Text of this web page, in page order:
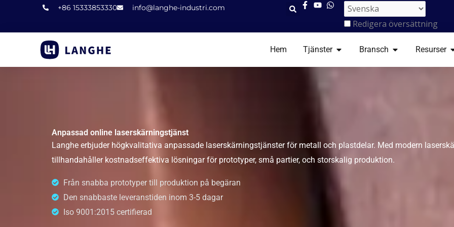
innehåll
+86 15333853330 info@langhe-industri.com
Redigera översättning
Hem Tjänster ÖPPNA TJÄNSTER
Bransch ÖPPNA BRANSCH
Resurser
Anpassad online laserskärningstjänst
Langhe erbjuder högkvalitativa anpassade laserskärningstjänster för metall och plastdelar. Med modern
tillhandahåller kostnadseffektiva lösningar för prototyper, små partier, och storskalig produktion.
Från snabba prototyper till produktion på begäran
Den snabbaste leveranstiden inom 3-5 dagar
Iso 9001:2015 certifierad